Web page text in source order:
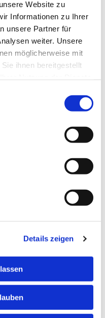
Website zu
Informationen zu Ihrer
unsere Partner für
weiter. Unsere
möglicherweise mit
ihnen bereitgestellt
Details zeigen
auch